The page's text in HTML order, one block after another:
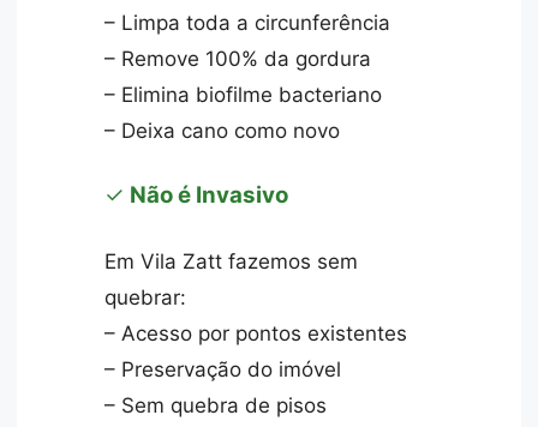
– Limpa toda a circunferência
– Remove 100% da gordura
– Elimina biofilme bacteriano
– Deixa cano como novo
✓ Não é Invasivo
Em Vila Zatt fazemos sem
quebrar:
– Acesso por pontos existentes
– Preservação do imóvel
– Sem quebra de pisos